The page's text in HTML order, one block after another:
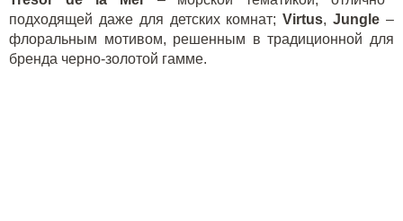
подходящей даже для детских комнат;Virtus,Jungle –
флоральным мотивом, решенным в традиционной для
бренда черно-золотой гамме.